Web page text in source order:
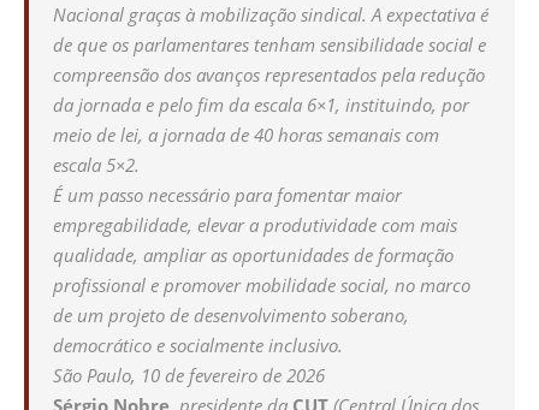
Nacional graças à mobilização sindical. A expectativa é
de que os parlamentares tenham sensibilidade social e
compreensão dos avanços representados pela redução
da jornada e pelo fim da escala 6×1, instituindo, por
meio de lei, a jornada de 40 horas semanais com
escala 5×2.
É um passo necessário para fomentar maior
empregabilidade, elevar a produtividade com mais
qualidade, ampliar as oportunidades de formação
profissional e promover mobilidade social, no marco
de um projeto de desenvolvimento soberano,
democrático e socialmente inclusivo.
São Paulo, 10 de fevereiro de 2026